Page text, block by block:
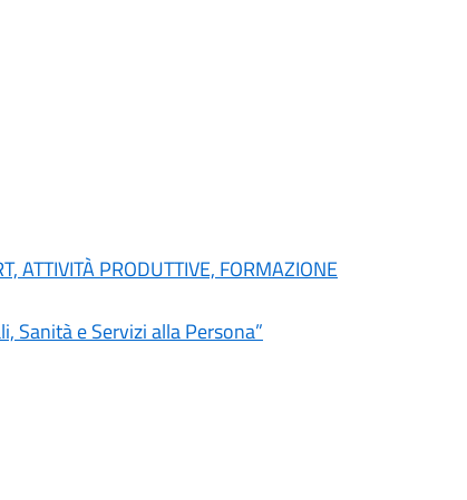
ATTIVITÀ PRODUTTIVE, FORMAZIONE
Sanità e Servizi alla Persona”